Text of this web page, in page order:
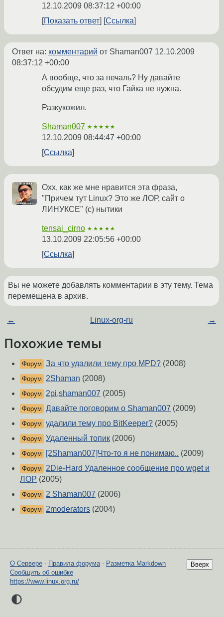
12.10.2009 08:37:12 +00:00
Показать ответ
Ссылка
Ответ на: комментарий от Shaman007 12.10.2009
08:37:12 +00:00
А вообще, что за печаль? Ну давайте
обсудим еще раз, что Гайка не нужна.
Разкукожил.
Shaman007 ★★★★★
12.10.2009 08:44:47 +00:00
Ссылка
Охх, как же мне нравится эта фраза,
"Причем тут Linux? Это же ЛОР, сайт о
ЛИНУКСЕ" (с) нытики
tensai_cirno ★★★★★
13.10.2009 22:05:56 +00:00
Ссылка
Вы не можете добавлять комментарии в эту тему. Тема
перемещена в архив.
← Linux-org-ru →
Похожие темы
Форум За что удалили тему про MPD? (2008)
Форум 2Shaman (2008)
Форум 2pi,shaman007 (2005)
Форум Давайте поговорим о Shaman007 (2009)
Форум удалили тему про BitKeeper? (2005)
Форум Удаленный топик (2006)
Форум [2Shaman007]Что-то я не понимаю.. (2009)
Форум
2Die-Hard Удаленное сообщение про wget и
ЛОР (2005)
Форум 2 Shaman007 (2006)
Форум 2moderators (2004)
Вверх
О Сервере - Правила форума- Разметка Markdown
Сообщить об ошибке
https://www.linux.org.ru/